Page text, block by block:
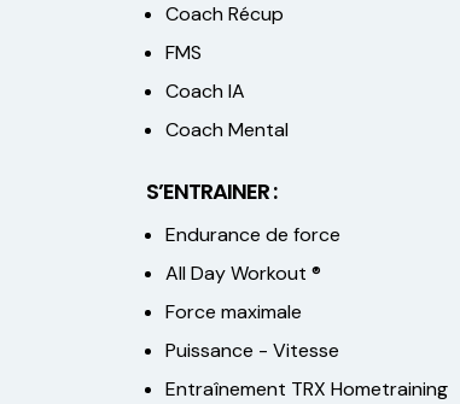
Coach Récup
FMS
Coach IA
Coach Mental
S’ENTRAINER :
Endurance de force
All Day Workout ®
Force maximale
Puissance - Vitesse
Entraînement TRX Hometraining